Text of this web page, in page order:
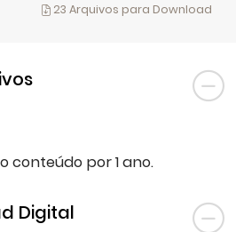
23 Arquivos para Download
conteúdo por 1 ano.
Digital